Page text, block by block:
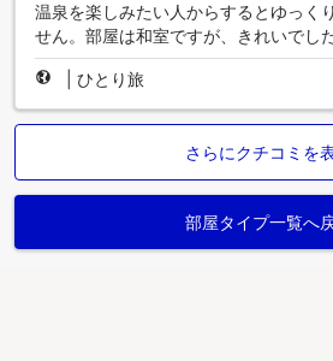
温泉を楽しみたい人からするとゆっく
せん。部屋は和室ですが、きれいでした
ひとり旅
さらにクチコミを
部屋タイプ一覧へ